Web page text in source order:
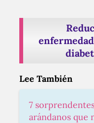
Lee También
7
arándanos que